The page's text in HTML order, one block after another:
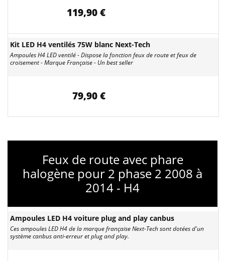
119,90 €
Kit LED H4 ventilés 75W blanc Next-Tech
Ampoules H4 LED ventilé - Dispose la fonction feux de route et feux de
croisement - Marque Française - Un best seller
79,90 €
Feux de route avec phare
halogène pour 2 phase 2 2008 à
2014 - H4
Ampoules LED H4 voiture plug and play canbus
Ces ampoules LED H4 de la marque française Next-Tech sont dotées d'un
système canbus anti-erreur et plug and play.